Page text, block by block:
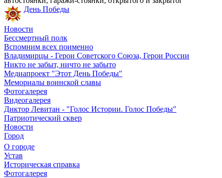
День Победы
Новости
Бессмертный полк
Вспомним всех поименно
Владимирцы - Герои Советского Союза, Герои России
Никто не забыт, ничто не забыто
Медиапроект "Этот День Победы"
Мемориалы воинской славы
Фотогалерея
Видеогалерея
Диктор Левитан - "Голос Истории. Голос Победы"
Патриотический сквер
Новости
Город
О городе
Устав
Историческая справка
Фотогалерея